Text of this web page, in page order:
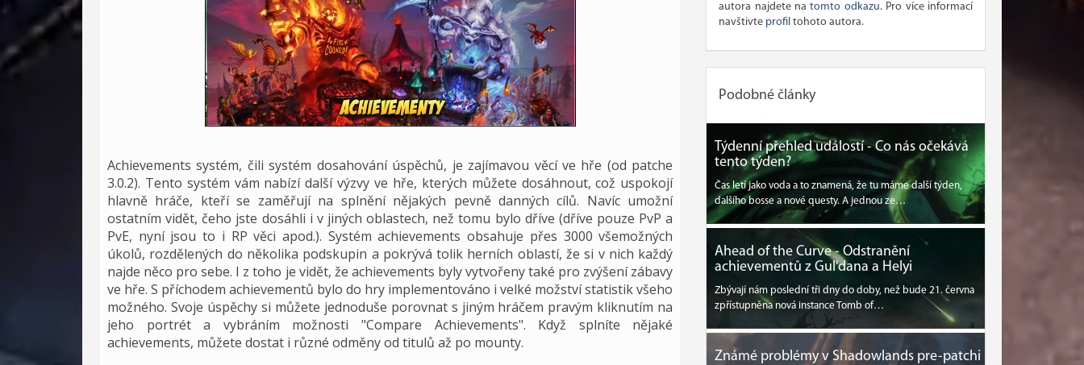
Achievements systém, čili systém dosahování úspěchů, je zajímavou věcí ve hře (od patche
3.0.2). Tento systém vám nabízí další výzvy ve hře, kterých můžete dosáhnout, což uspokojí
hlavně hráče, kteří se zaměřují na splnění nějakých pevně danných cílů. Navíc umožní
ostatním vidět, čeho jste dosáhli i v jiných oblastech, než tomu bylo dříve (dříve pouze PvP a
PvE, nyní jsou to i RP věci apod.). Systém achievements obsahuje přes 3000 všemožných
úkolů, rozdělených do několika podskupin a pokrývá tolik herních oblastí, že si v nich každý
najde něco pro sebe. I z toho je vidět, že achievements byly vytvořeny také pro zvýšení zábavy
ve hře. S příchodem achievementů bylo do hry implementováno i velké možství statistik všeho
možného. Svoje úspěchy si můžete jednoduše porovnat s jiným hráčem pravým kliknutím na
jeho portrét a vybráním možnosti "Compare Achievements". Když splníte nějaké
achievements, můžete dostat i různé odměny od titulů až po mounty.
autora najdete natomto odkazu. Pro více informací
navštivte profil tohoto autora.
Podobné články
Týdenní přehled událostí - Co nás očekává
tento týden?
Čas letí jako voda a to znamená, že tu máme další týden,
dalšího bosse a nové questy. A jednou ze…
Ahead of the Curve - Odstranění
achievementů z Gul'dana a Helyi
Zbývají nám poslední tři dny do doby, než bude 21. června
zpřístupněna nová instance Tomb of…
Známé problémy v Shadowlands pre-patchi